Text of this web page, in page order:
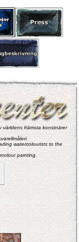
världens främsta konstnärer
watercolourists to the
painting.